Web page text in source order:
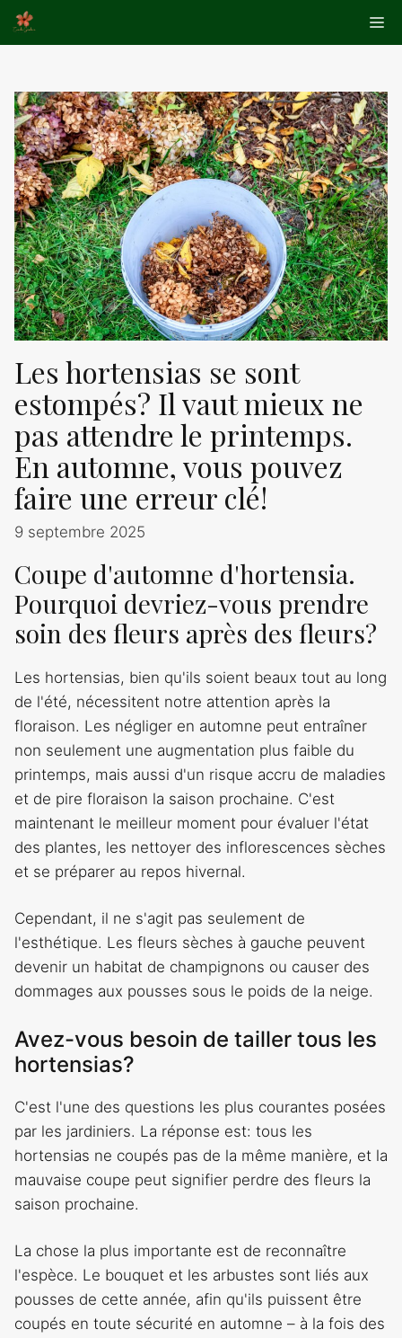
Aller
au
Les hortensias se sont
estompés? Il vaut mieux ne
pas attendre le printemps.
En automne, vous pouvez
faire une erreur clé!
9 septembre 2025
Coupe d'automne d'hortensia.
Pourquoi devriez-vous prendre
soin des fleurs après des fleurs?
Les hortensias, bien qu'ils soient beaux tout au long
de l'été, nécessitent notre attention après la
floraison. Les négliger en automne peut entraîner
non seulement une augmentation plus faible du
printemps, mais aussi d'un risque accru de maladies
et de pire floraison la saison prochaine. C'est
maintenant le meilleur moment pour évaluer l'état
des plantes, les nettoyer des inflorescences sèches
et se préparer au repos hivernal.
Cependant, il ne s'agit pas seulement de
l'esthétique. Les fleurs sèches à gauche peuvent
devenir un habitat de champignons ou causer des
dommages aux pousses sous le poids de la neige.
Avez-vous besoin de tailler tous les
hortensias?
C'est l'une des questions les plus courantes posées
par les jardiniers. La réponse est: tous les
hortensias ne coupés pas de la même manière, et la
mauvaise coupe peut signifier perdre des fleurs la
saison prochaine.
La chose la plus importante est de reconnaître
l'espèce. Le bouquet et les arbustes sont liés aux
pousses de cette année, afin qu'ils puissent être
coupés en toute sécurité en automne – à la fois des